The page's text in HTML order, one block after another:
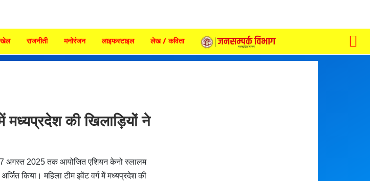
खेल राजनीती मनोरंजन लाइफस्टाइल लेख / कविता
की खिलाड़ियों ने
अगस्त 2025 तक आयोजित एशियन केनो स्लालम
किया। महिला टीम इवेंट वर्ग में मध्यप्रदेश की